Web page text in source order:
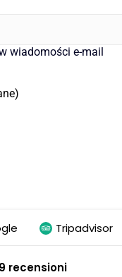
wiadomości e-mail
Tripadvisor
recensioni